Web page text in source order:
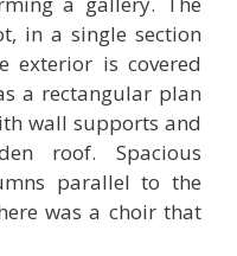
in a single section
exterior is covered
a rectangular plan
wall supports and
roof.
Spacious
parallel to the
was a choir that